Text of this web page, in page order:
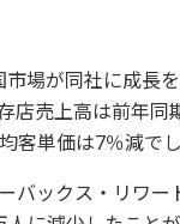
場が同社に成長
店売上高は前年同
客単価は7％減でし
バックス・リワ